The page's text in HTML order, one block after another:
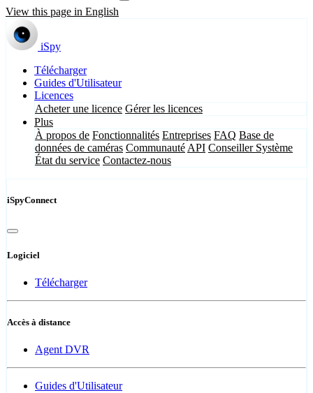
View this page in English
iSpy
Télécharger
Guides d'Utilisateur
Licences
Acheter une licence Gérer les licences
Plus
À propos de Fonctionnalités Entreprises FAQ Base de
données de caméras Communauté API Conseiller Système
État du service Contactez-nous
iSpyConnect
Logiciel
Télécharger
Accès à distance
Agent DVR
Guides d'Utilisateur